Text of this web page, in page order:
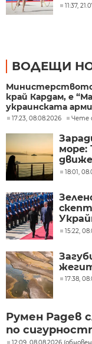
11:37,
ВОДЕЩИ
край Кардам, е
украинската
17:23, 08.08.2026 Чете
море:
18:01,
15:22,
17:38,
Румен Радев
по
12:09, 08.08.2026